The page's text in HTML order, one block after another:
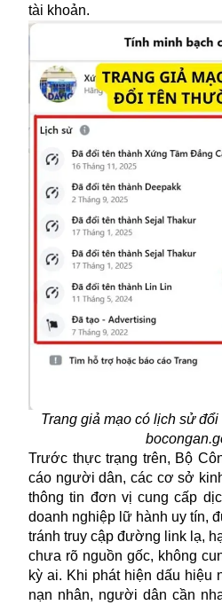
tài khoản.
Trang giả mạo có lịch sử
Trước thực trạng trên, Bộ
cáo người dân, các cơ sở
thông tin đơn vị cung cấp
doanh nghiệp lữ hành uy tín,
tránh truy cập đường link lạ,
chưa rõ nguồn gốc, không
kỳ ai. Khi phát hiện dấu hiệu
nạn nhân, người dân cần